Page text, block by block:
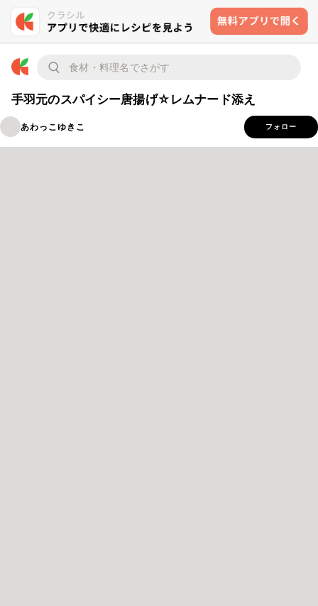
手羽元のスパイシー唐揚げ☆レムナード添え
あわっこゆきこ フォロー